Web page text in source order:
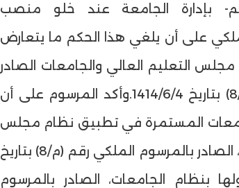
بإدارة الجامعة عند خلو منصب
على أن يلغي هذا الحكم ما يتعارض
التعليم العالي والجامعات الصادر
بالمرسوم الملكي رقم (م/8) بتاريخ 1414/6/4.وأكد المرسوم على أن
المستمرة في تطبيق نظام مجلس
التعليم العالي والجامعات، الصادر بالمرسوم الملكي رقم (م/8) بتاريخ
بنظام الجامعات، الصادر بالمرسوم